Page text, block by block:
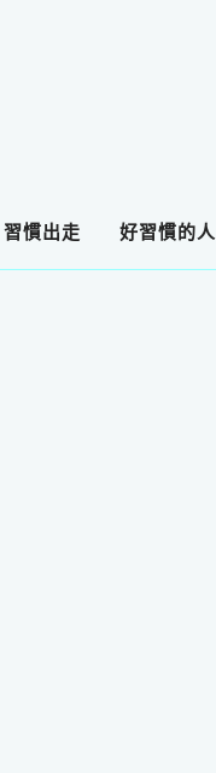
習慣出走 好習慣的人